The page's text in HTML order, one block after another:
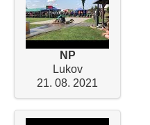
NP
Lukov
21. 08. 2021